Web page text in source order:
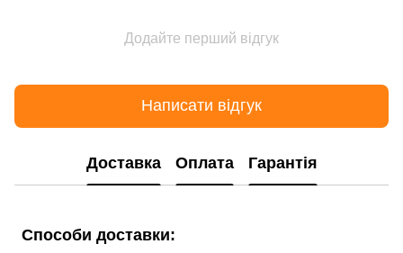
Додайте перший відгук
Написати відгук
Доставка Оплата Гарантія
Способи доставки: